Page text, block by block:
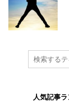
人気記事